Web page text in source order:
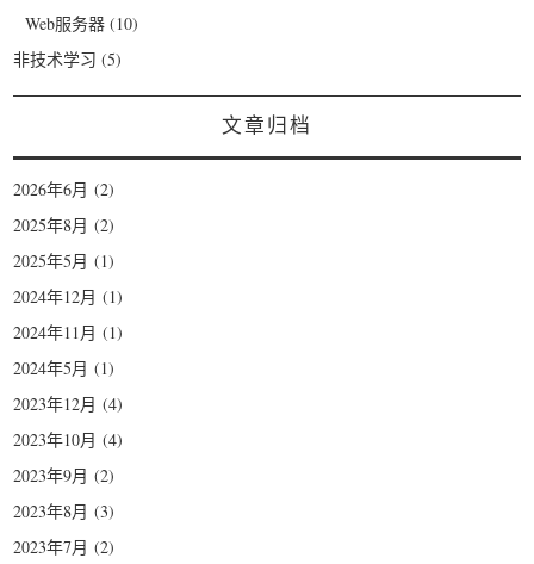
Web服务器 (10)
非技术学习 (5)
文章归档
2026年6月 (2)
2025年8月 (2)
2025年5月 (1)
2024年12月 (1)
2024年11月 (1)
2024年5月 (1)
2023年12月 (4)
2023年10月 (4)
2023年9月 (2)
2023年8月 (3)
2023年7月 (2)